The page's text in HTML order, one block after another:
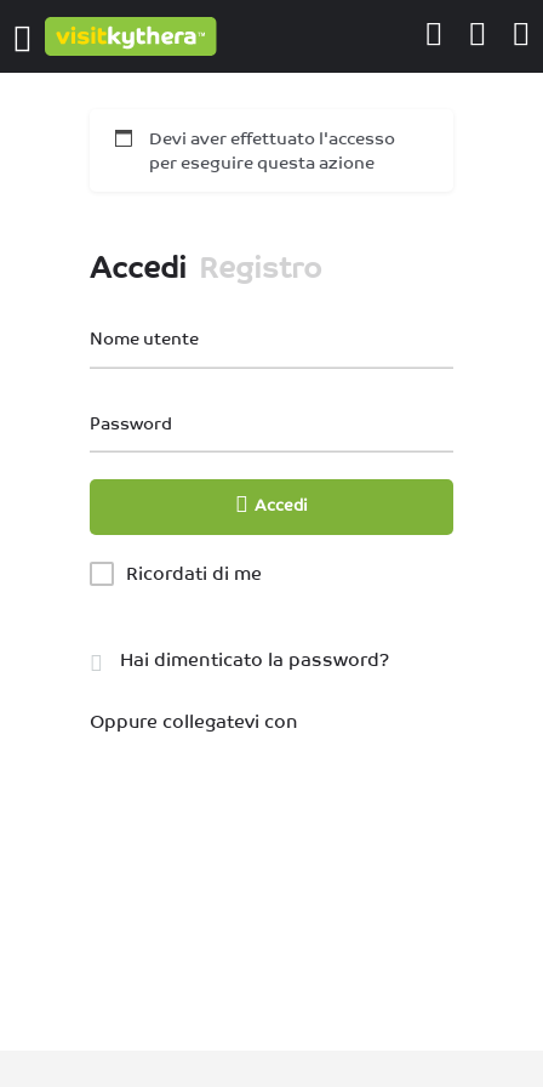
Devi aver effettuato l'accesso
per eseguire questa azione
Accedi Registro
Nome utente
Password
Accedi
Ricordati di me
Hai dimenticato la password?
Oppure collegatevi con